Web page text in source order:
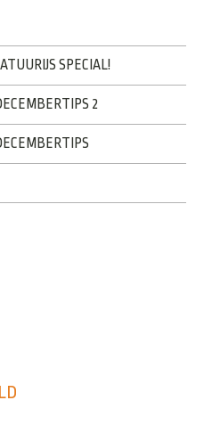
SPECIAL!
2